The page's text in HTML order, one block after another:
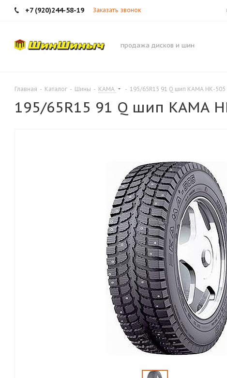
+7 (920)244-58-19 Заказать звонок
продажа дисков и шин
Главная - Каталог - Шины - КАМА - 195/65R15 91 Q шип КАМА НК-505
195/65R15 91 Q шип КАМА